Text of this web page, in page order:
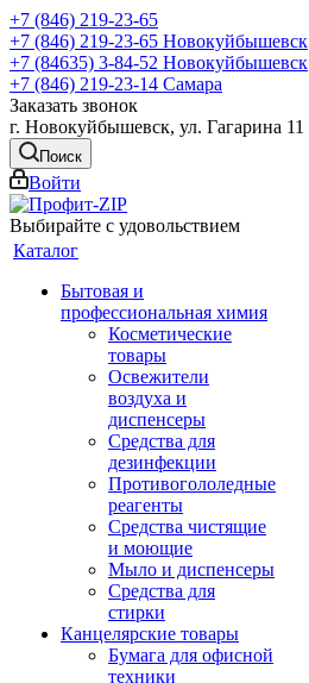
+7 (846) 219-23-65
+7 (846) 219-23-65 Новокуйбышевск
+7 (84635) 3-84-52 Новокуйбышевск
+7 (846) 219-23-14 Самара
Заказать звонок
г. Новокуйбышевск, ул. Гагарина 11
Поиск
Войти
Выбирайте с удовольствием
Каталог
Бытовая и
профессиональная химия
Косметические
товары
Освежители
воздуха и
диспенсеры
Средства для
дезинфекции
Противогололедные
реагенты
Средства чистящие
и моющие
Мыло и диспенсеры
Средства для
стирки
Канцелярские товары
Бумага для офисной
техники